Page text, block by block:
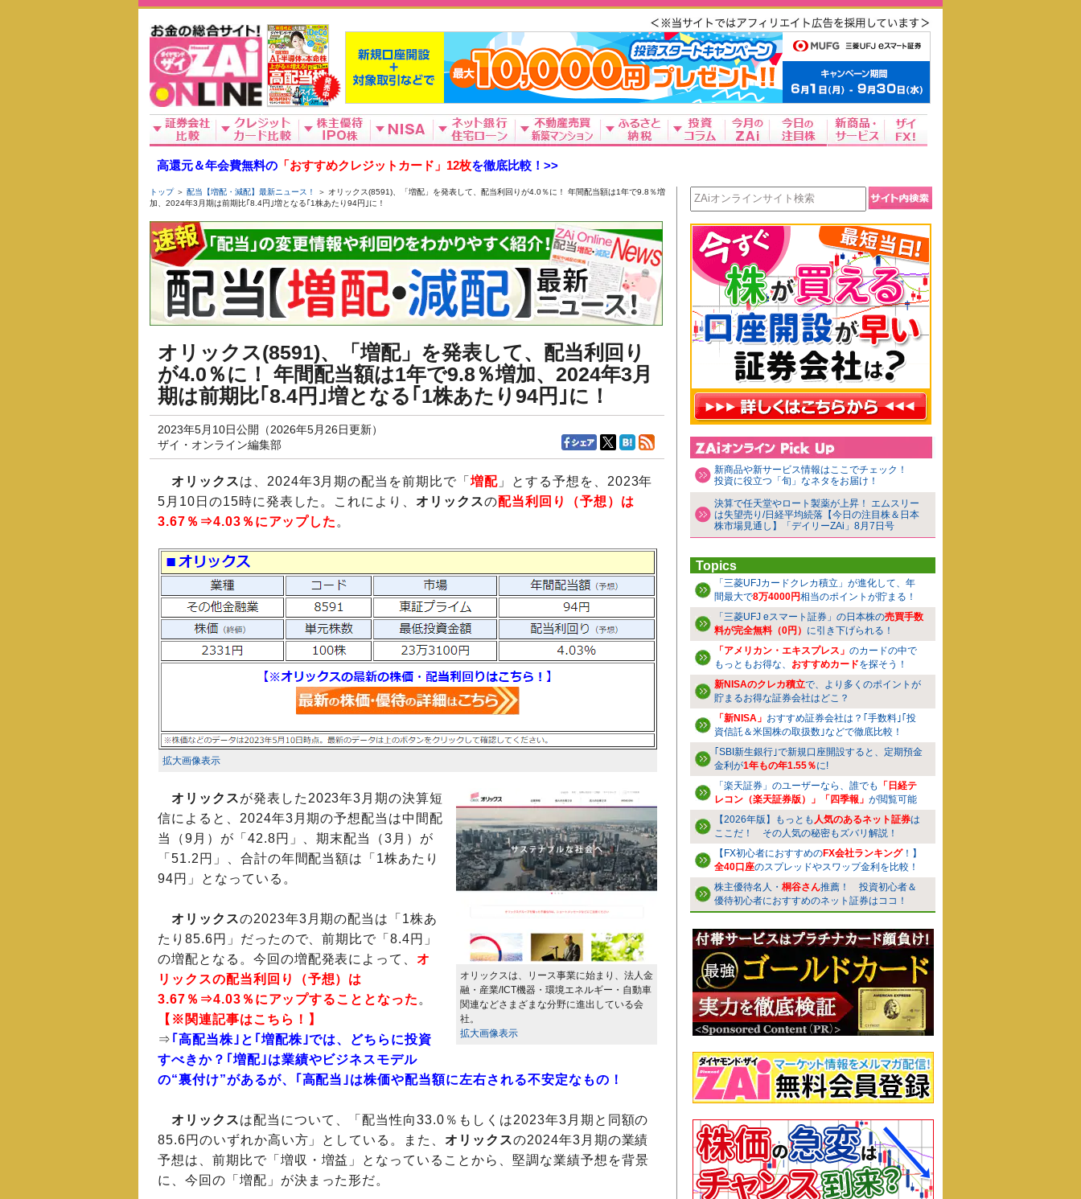
高還元＆年会費無料の 「おすすめクレジットカード」12枚を徹底比較！>>
トップ＞ 配当【増配・減配】最新ニュース！
＞ オリックス(8591)、「増配」を発表して、配当利回りが4.0％に！ 年間配当額は1年で9.8％増
加、2024年3月期は前期比｢8.4円｣増となる｢1株あたり94円｣に！
オリックス(8591)、「増配」を発表して、配当利回り
が4.0％に！ 年間配当額は1年で9.8％増加、2024年3月
期は前期比｢8.4円｣増となる｢1株あたり94円｣に！
2023年5月10日公開（2026年5月26日更新）
ザイ・オンライン編集部
オリックスは、2024年3月期の配当を前期比で「増配」とする予想を、2023年
5月10日の15時に発表した。これにより、 オリックスの配当利回り（予想）は
3.67％⇒4.03％ にアップした 。
拡大画像表示
オリックスは、リース事業に始まり、法人金
融・産業/ICT機器・環境エネルギー・自動車
関連などさまざまな分野に進出している会
社。
拡大画像表示
オリックスが発表した2023年3月期の決算短
信によると、2024年3月期の予想配当は中間配
当（9月）が「42.8円」、期末配当（3月）が
「51.2円」、合計の年間配当額は「1株あたり
94円」となっている。
オリックスの2023年3月期の配当は「1株あ
たり85.6円」だったので、前期比で「8.4円」
の増配となる。今回の増配発表によって、オ
リックスの配当利回り（予想）は
3.67％⇒4.03％にアップすることとなった 。
【※関連記事はこちら！】
⇒ ｢高配当株｣と｢増配株｣では、どちらに投資
すべきか？｢増配｣は業績やビジネスモデル
の“裏付け”があるが、｢高配当｣は株価や配当額に左右される不安定なもの！
オリックスは配当について、「配当性向33.0％もしくは2023年3月期と同額の
85.6円のいずれか高い方」としている。また、 オリックスの2024年3月期の業績
予想は、前期比で「増収・増益」となっていることから、堅調な業績予想を背景
に、今回の「増配」が決まった形だ。
新商品や新サービス情報はここでチェック！
投資に役立つ「旬」なネタをお届け！
決算で任天堂やロート製薬が上昇！ エムスリー
は失望売り/日経平均続落【今日の注目株＆日本
株市場見通し】「デイリーZAi」8月7日号
Topics
「三菱UFJカードクレカ積立」が進化して、年
間最大で8万4000円相当のポイントが貯まる！
「三菱UFJ eスマート証券」の日本株の売買手数
料が完全無料（0円） に引き下げられる！
「アメリカン・エキスプレス」 のカードの中で
もっともお得な、 おすすめカードを探そう！
新NISAのクレカ積立で、より多くのポイントが
貯まるお得な証券会社はどこ？
「新NISA」 おすすめ証券会社は？｢手数料｣｢投
資信託＆米国株の取扱数｣などで徹底比較！
｢SBI新生銀行｣で新規口座開設すると、定期預金
金利が1年もの年1.55％に!
「楽天証券」のユーザーなら、誰でも
「日経テ
レコン（楽天証券版）」「四季報」 が閲覧可能
【2026年版】もっとも 人気のあるネット証券は
ここだ！ その人気の秘密もズバリ解説！
【FX初心者におすすめのFX会社ランキング！】
全40口座のスプレッドやスワップ金利を比較！
株主優待名人・ 桐谷さん推薦！ 投資初心者＆
優待初心者におすすめのネット証券はココ！